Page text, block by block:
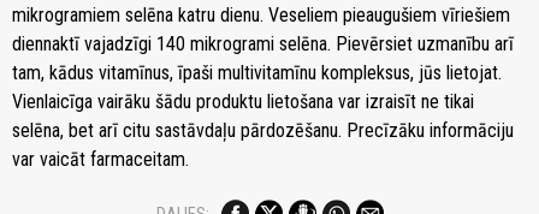
mikrogramiem selēna katru dienu. Veseliem pieaugušiem vīriešiem
diennaktī vajadzīgi 140 mikrogrami selēna. Pievērsiet uzmanību arī
tam, kādus vitamīnus, īpaši multivitamīnu kompleksus, jūs lietojat.
Vienlaicīga vairāku šādu produktu lietošana var izraisīt ne tikai
selēna, bet arī citu sastāvdaļu pārdozēšanu. Precīzāku informāciju
var vaicāt farmaceitam.